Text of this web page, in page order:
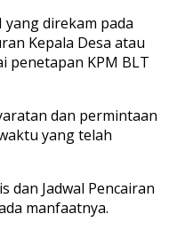
yang direkam pada
Kepala Desa atau
penetapan KPM BLT
dan permintaan
yang telah
dan Jadwal Pencairan
manfaatnya.